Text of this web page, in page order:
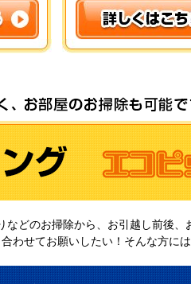
どのお掃除から、お引越し前後、
わせてお願いしたい！そんな方に